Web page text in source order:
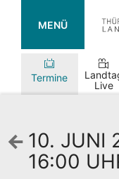
MENÜ
Termine
Zurück
Wochenansicht
10. JUNI
16:00
Live